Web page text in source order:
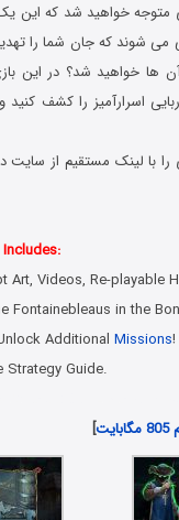
متوجه خواهید شد که این
شوند که جان شما را
ها خواهید شد؟ در این
اسرارآمیز را کشف کنید
لینک مستقیم از سایت
Art, Videos, Re-playable
Fontainebleaus in the
Additional Missions!
Strategy Guide.
]